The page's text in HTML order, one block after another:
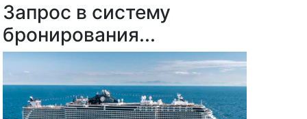
Запрос в систему
бронирования...